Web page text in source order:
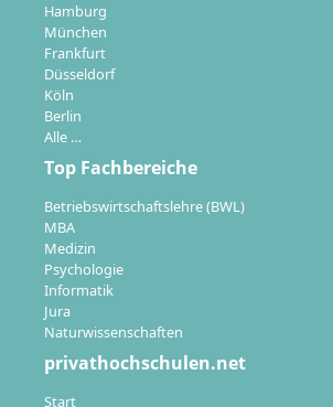
Hamburg
München
Frankfurt
Düsseldorf
Köln
Berlin
Alle …
Top Fachbereiche
Betriebswirtschaftslehre (BWL)
MBA
Medizin
Psychologie
Informatik
Jura
Naturwissenschaften
privathochschulen.net
Start